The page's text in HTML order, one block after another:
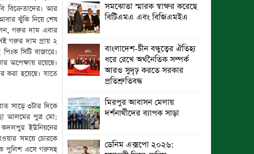
বিক্রেতাদের। আর
ঝুঁকি নিয়ে শেষ
গরুর দাম এবার
গরুর দাম প্রায় ২
সিটি বাজারে।
অপেক্ষায় রয়েছে।
করা হয়েছে। যাতে
সাড়ে ৩টার দিকে
আলমের পুত্র মো:
ইউনিয়নের
সময়ে চোরকে
পুলিশ এসে গরুসহ
মেলেনি
রাঙ্গুনিয়ায় জুলাই গণঅভ্যুত্থান দিবস
পালিত
পার্বতীপুরে জুলাই গণঅভ্যুত্থান দিবস
পালন
আত্রাইয়ে যথাযোগ্য মর্যাদায় ‘জুলাই
গণঅভ্যুত্থান দিবস’ পালিত
ঝালকাঠিতে জুলাই গণঅভ্যুত্থান দিবস
পালিত
সমঝোতা স্মারক স্বাক্ষর করেছে
বিটিএমএ এবং বিজিএমইএ
বাংলাদেশ-চীন বন্ধুত্বের ঐতিহ্য
ধরে রেখে অর্থনৈতিক সম্পর্ক
আরও সুদৃঢ় করতে সরকার
প্রতিশ্রুতিবদ্ধ
মিরপুর আবাসন মেলায়
দর্শনার্থীদের ব্যাপক সাড়া
ডেনিম এক্সপো ২০২৬: